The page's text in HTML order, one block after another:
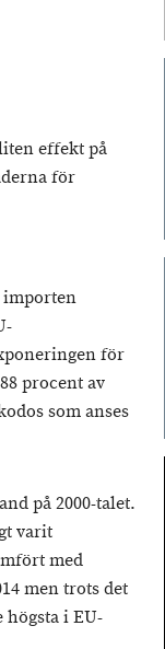
effekt på
för
importen
för
procent av
som anses
på 2000-talet.
varit
med
men trots det
i EU-